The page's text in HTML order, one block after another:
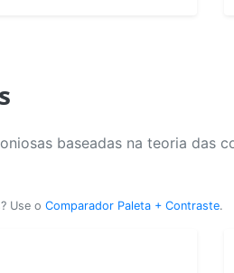
baseadas na teoria das
Use o Comparador Paleta + Contraste.